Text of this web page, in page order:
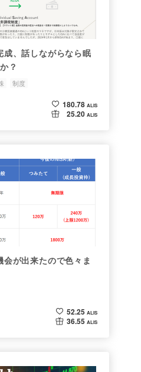
、話しながらなら眠
？
制度
180.78 ALIS
25.20 ALIS
が出来たので色々ま
52.25 ALIS
36.55 ALIS